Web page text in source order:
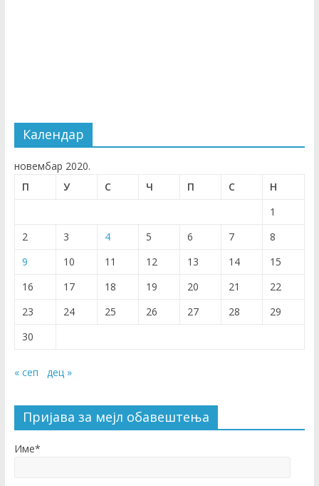
Календар
новембар 2020.
П
У С Ч П С
Н
1
2
3 4 5 6 7
8
9
10 11 12 13 14
15
16
17 18 19 20 21
22
23
24 25 26 27 28
29
30
« сеп дец »
Пријава за мејл обавештења
Име*